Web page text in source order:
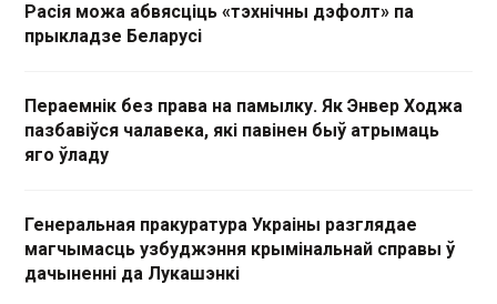
Расія можа абвясціць «тэхнічны дэфолт» па
прыкладзе Беларусі
Пераемнік без права на памылку. Як Энвер Ходжа
пазбавіўся чалавека, які павінен быў атрымаць
яго ўладу
Генеральная пракуратура Украіны разглядае
магчымасць узбуджэння крымінальнай справы ў
дачыненні да Лукашэнкі